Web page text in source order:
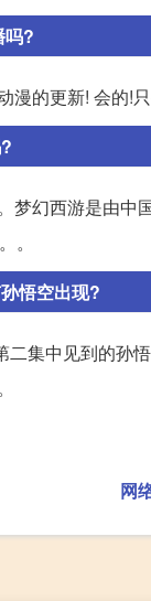
吗?
漫的更新! 会的!
梦幻西游是由
。
悟空出现?
集中见到的孙
网